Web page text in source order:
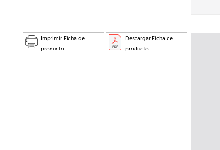
Imprimir Ficha de
producto
Descargar Ficha de
producto